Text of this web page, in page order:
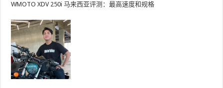
WMOTO XDV 250i 马来西亚评测：最高速度和规格